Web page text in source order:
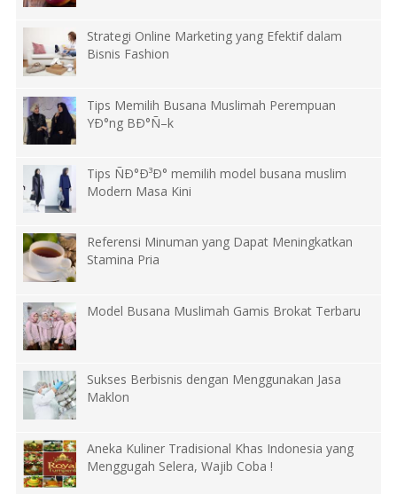
Strategi Online Marketing yang Efektif dalam
Bisnis Fashion
Tips Memilih Busana Muslimah Perempuan
YÐ°ng BÐ°Ñ–k
Tips ÑÐ°Ð³Ð° memilih model busana muslim
Modern Masa Kini
Referensi Minuman yang Dapat Meningkatkan
Stamina Pria
Model Busana Muslimah Gamis Brokat Terbaru
Sukses Berbisnis dengan Menggunakan Jasa
Maklon
Aneka Kuliner Tradisional Khas Indonesia yang
Menggugah Selera, Wajib Coba !